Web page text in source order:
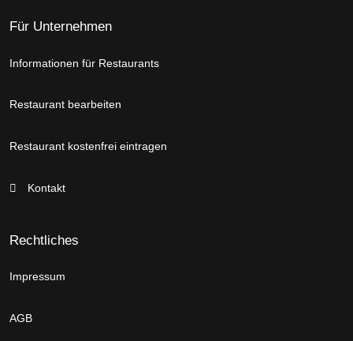
Für Unternehmen
Informationen für Restaurants
Restaurant bearbeiten
Restaurant kostenfrei eintragen
Kontakt
Rechtliches
Impressum
AGB